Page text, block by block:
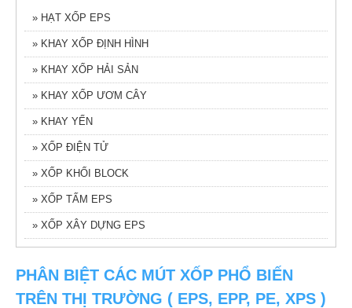
» HẠT XỐP EPS
» KHAY XỐP ĐỊNH HÌNH
» KHAY XỐP HẢI SẢN
» KHAY XỐP ƯƠM CÂY
» KHAY YẾN
» XỐP ĐIỆN TỬ
» XỐP KHỐI BLOCK
» XỐP TẤM EPS
» XỐP XÂY DỰNG EPS
PHÂN BIỆT CÁC MÚT XỐP PHỔ BIẾN
TRÊN THỊ TRƯỜNG ( EPS, EPP, PE, XPS )